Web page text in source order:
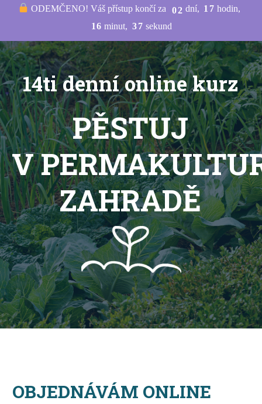
ODEMČENO! Váš přístup končí za 02 dní 1 7 hodin
16 minut 3 6 sekund
14ti denní online kurz
PĚSTUJ
V
ZAHRADĚ
OBJEDNÁVÁM ONLINE